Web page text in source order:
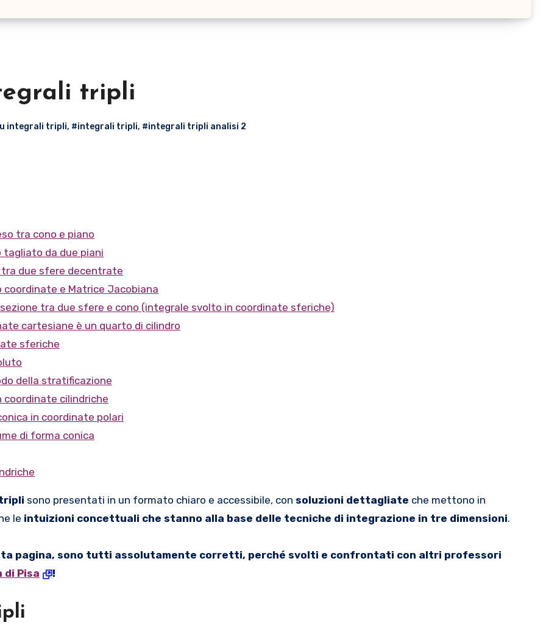
tripli
integrali tripli, #integrali tripli, #integrali tripli analisi 2
tra cono e piano
tagliato da due piani
due sfere decentrate
coordinate e Matrice Jacobiana
tra due sfere e cono (integrale svolto in coordinate sferiche)
cartesiane è un quarto di cilindro
sferiche
della stratificazione
coordinate cilindriche
in coordinate polari
di forma conica
sono presentati in un formato chiaro e accessibile, con soluzioni dettagliate che mettono in
le intuizioni concettuali che stanno alla base delle tecniche di integrazione in tre dimensioni.
pagina, sono tutti assolutamente corretti, perché svolti e confrontati con altri professori
Pisa !